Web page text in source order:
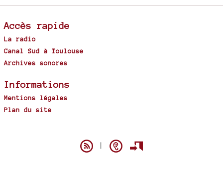
Accès rapide
La radio
Canal Sud à Toulouse
Archives sonores
Informations
Mentions légales
Plan du site
|